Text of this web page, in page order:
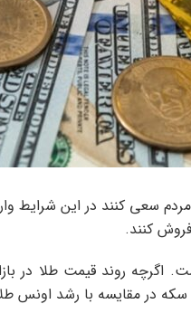
سعی کنند در این شرایط
کنند.
اگرچه روند قیمت طلا در
و سکه در مقایسه با رشد اونس